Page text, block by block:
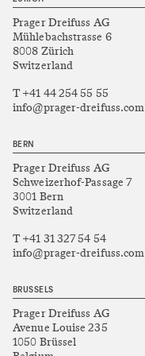
Prager Dreifuss AG
Mühlebachstrasse 6
8008 Zürich
Switzerland
T +41 44 254 55 55
info@prager-dreifuss.com
BERN
Prager Dreifuss AG
Schweizerhof-Passage 7
3001 Bern
Switzerland
T +41 31 327 54 54
info@prager-dreifuss.com
BRUSSELS
Prager Dreifuss AG
Avenue Louise 235
1050 Brüssel